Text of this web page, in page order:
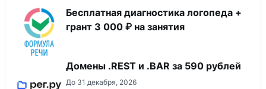
Бесплатная диагностика логопеда +
грант 3 000 ₽ на занятия
Домены .REST и .BAR за 590 рублей
До 31 декабря, 2026